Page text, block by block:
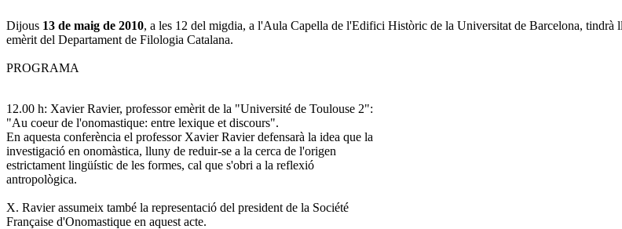
Dijous 13 de maig de 2010, a les 12 del migdia, a l'Aula Capella de l'Edifici Històric de la Universitat de Barcelona, tindrà
emèrit del Departament de Filologia Catalana.
PROGRAMA
12.00 h: Xavier Ravier, professor emèrit de la "Université de Toulouse 2":
"Au coeur de l'onomastique: entre lexique et discours".
En aquesta conferència el professor Xavier Ravier defensarà la idea que la
investigació en onomàstica, lluny de reduir-se a la cerca de l'origen
estrictament lingüístic de les formes, cal que s'obri a la reflexió
antropològica.
X. Ravier assumeix també la representació del president de la Société
Française d'Onomastique en aquest acte.